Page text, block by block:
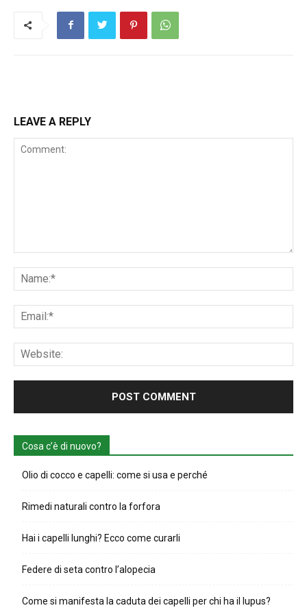
LEAVE A REPLY
Cosa c’è di nuovo?
Olio di cocco e capelli: come si usa e perché
Rimedi naturali contro la forfora
Hai i capelli lunghi? Ecco come curarli
Federe di seta contro l’alopecia
Come si manifesta la caduta dei capelli per chi ha il lupus?